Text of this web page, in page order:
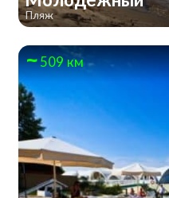
Пляж
509 км